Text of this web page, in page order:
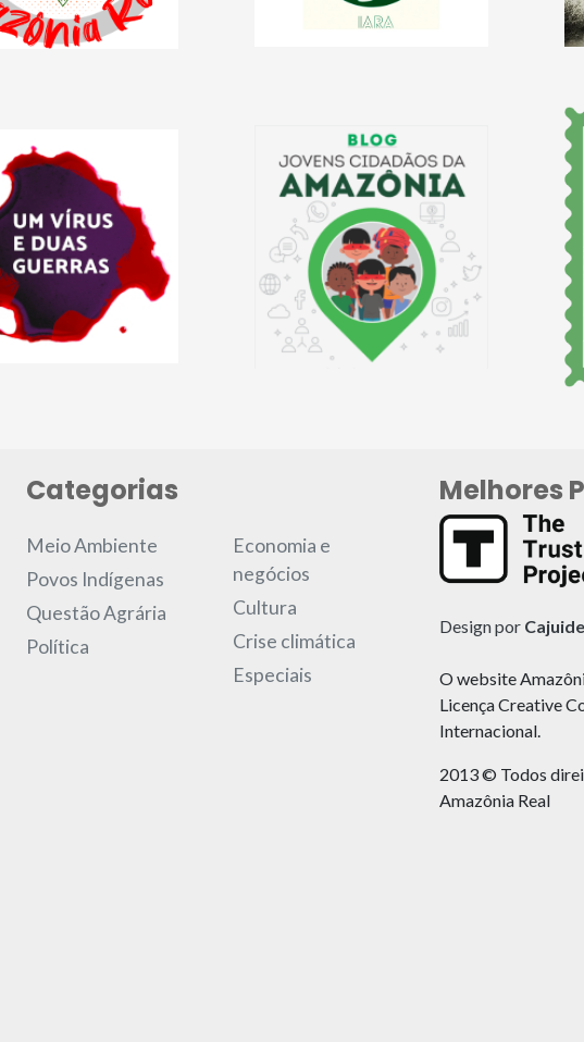
Categorias
Meio Ambiente
Povos Indígenas
Questão Agrária
Política
Economia e
negócios
Cultura
Crise climática
Especiais
Melhores
Design por
O website
Licença Creative
Internacional.
2013 © Todos
Amazônia Real